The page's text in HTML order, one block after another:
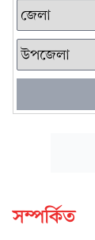
সম্পর্কিত